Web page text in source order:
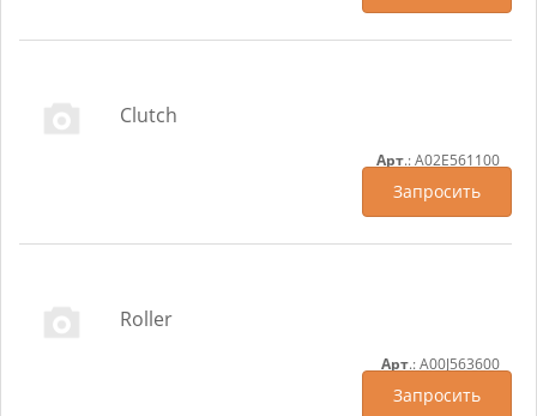
Clutch
Арт.: A02E561100
Запросить
Roller
Арт.: A00J563600
Запросить